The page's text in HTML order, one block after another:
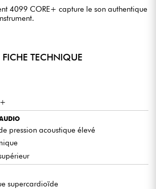
4099 CORE+ capture le son authentique
FICHE TECHNIQUE
pression acoustique élevé
supercardioïde